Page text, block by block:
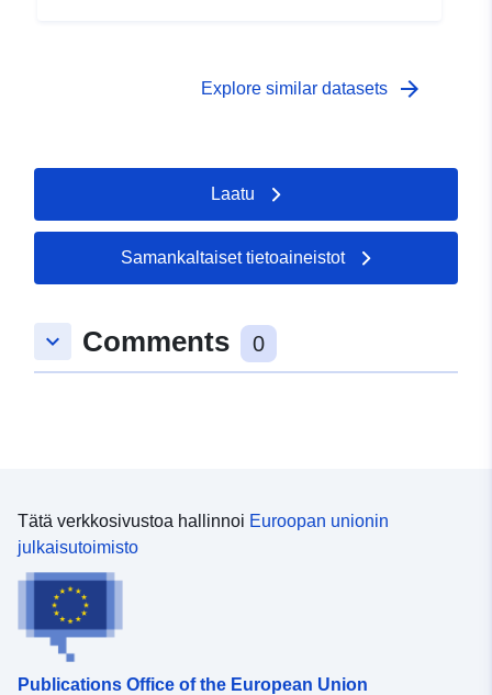
Explore similar datasets arrow_forward
Laatu
Samankaltaiset tietoaineistot
keyboard_arrow_down Comments 0
Tätä verkkosivustoa hallinnoi Euroopan unionin
julkaisutoimisto
Publications Office of the European Union